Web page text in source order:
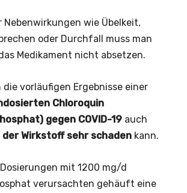
Nebenwirkungen wie Übelkeit,
oder Durchfall muss man
Medikament nicht absetzen.
die vorläufigen Ergebnisse einer
Chloroquin
gegen COVID-19 auch
der Wirkstoff sehr schaden kann.
mit 1200 mg/d
verursachten gehäuft eine